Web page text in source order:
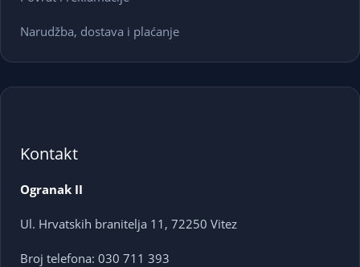
Narudžba, dostava i plaćanje
Kontakt
Ogranak II
Ul. Hrvatskih branitelja 11, 72250 Vitez
Broj telefona: 030 711 393